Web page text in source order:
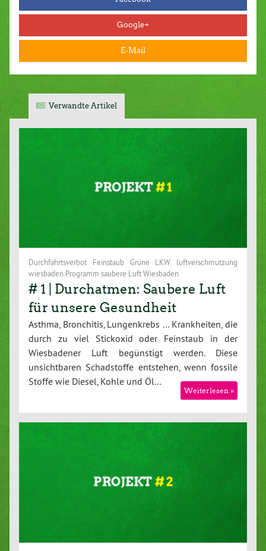
Google+
E-Mail
Verwandte Artikel
Durchfahrtsverbot Feinstaub Grüne LKW luftverschmutzung
wiesbaden Programm saubere Luft Wiesbaden
# 1 | Durchatmen: Saubere Luft
für unsere Gesundheit
Asthma, Bronchitis, Lungenkrebs … Krankheiten, die
durch zu viel Stickoxid oder Feinstaub in der
Wiesbadener Luft begünstigt werden. Diese
unsichtbaren Schadstoffe entstehen, wenn fossile
Stoffe wie Diesel, Kohle und Öl…
Weiterlesen »